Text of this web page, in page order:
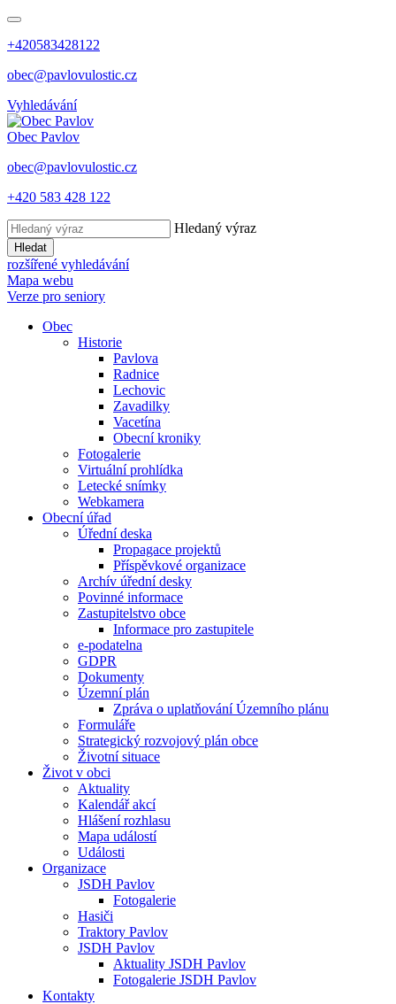
+420583428122
obec@pavlovulostic.cz
Vyhledávání
Obec Pavlov
obec@pavlovulostic.cz
+420 583 428 122
Hledaný výraz
Hledat
rozšířené vyhledávání
Mapa webu
Verze pro seniory
Obec
Historie
Pavlova
Radnice
Lechovic
Zavadilky
Vacetína
Obecní kroniky
Fotogalerie
Virtuální prohlídka
Letecké snímky
Webkamera
Obecní úřad
Úřední deska
Propagace projektů
Příspěvkové organizace
Archív úřední desky
Povinné informace
Zastupitelstvo obce
Informace pro zastupitele
e-podatelna
GDPR
Dokumenty
Územní plán
Zpráva o uplatňování Územního plánu
Formuláře
Strategický rozvojový plán obce
Životní situace
Život v obci
Aktuality
Kalendář akcí
Hlášení rozhlasu
Mapa událostí
Události
Organizace
JSDH Pavlov
Fotogalerie
Hasiči
Traktory Pavlov
JSDH Pavlov
Aktuality JSDH Pavlov
Fotogalerie JSDH Pavlov
Kontakty